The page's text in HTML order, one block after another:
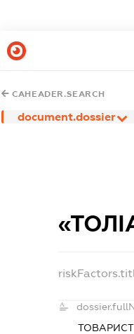
CAHEADER.SEARCH
document.dossier